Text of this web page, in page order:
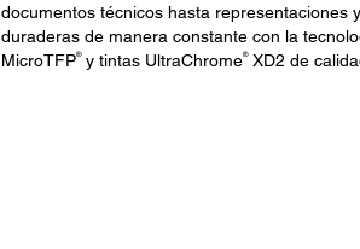
documentos técnicos hasta representaciones
duraderas de manera constante con la
MicroTFP®y tintas UltraChrome®XD2 de